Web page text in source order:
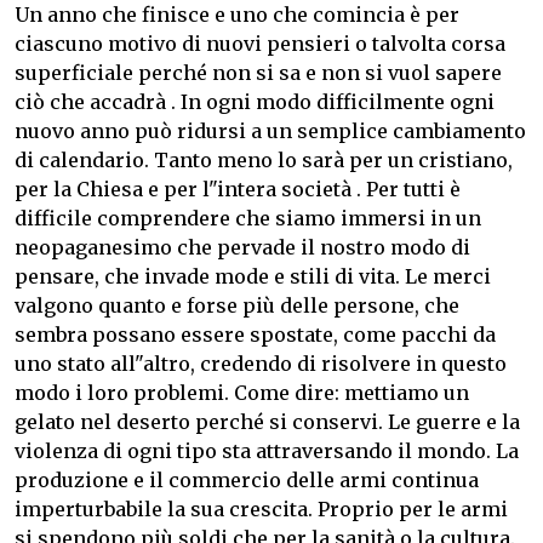
Un anno che finisce e uno che comincia è per
ciascuno motivo di nuovi pensieri o talvolta corsa
superficiale perché non si sa e non si vuol sapere
ciò che accadrà . In ogni modo difficilmente ogni
nuovo anno può ridursi a un semplice cambiamento
di calendario. Tanto meno lo sarà per un cristiano,
per la Chiesa e per l"intera società . Per tutti è
difficile comprendere che siamo immersi in un
neopaganesimo che pervade il nostro modo di
pensare, che invade mode e stili di vita. Le merci
valgono quanto e forse più delle persone, che
sembra possano essere spostate, come pacchi da
uno stato all"altro, credendo di risolvere in questo
modo i loro problemi. Come dire: mettiamo un
gelato nel deserto perché si conservi. Le guerre e la
violenza di ogni tipo sta attraversando il mondo. La
produzione e il commercio delle armi continua
imperturbabile la sua crescita. Proprio per le armi
si spendono più soldi che per la sanità o la cultura.